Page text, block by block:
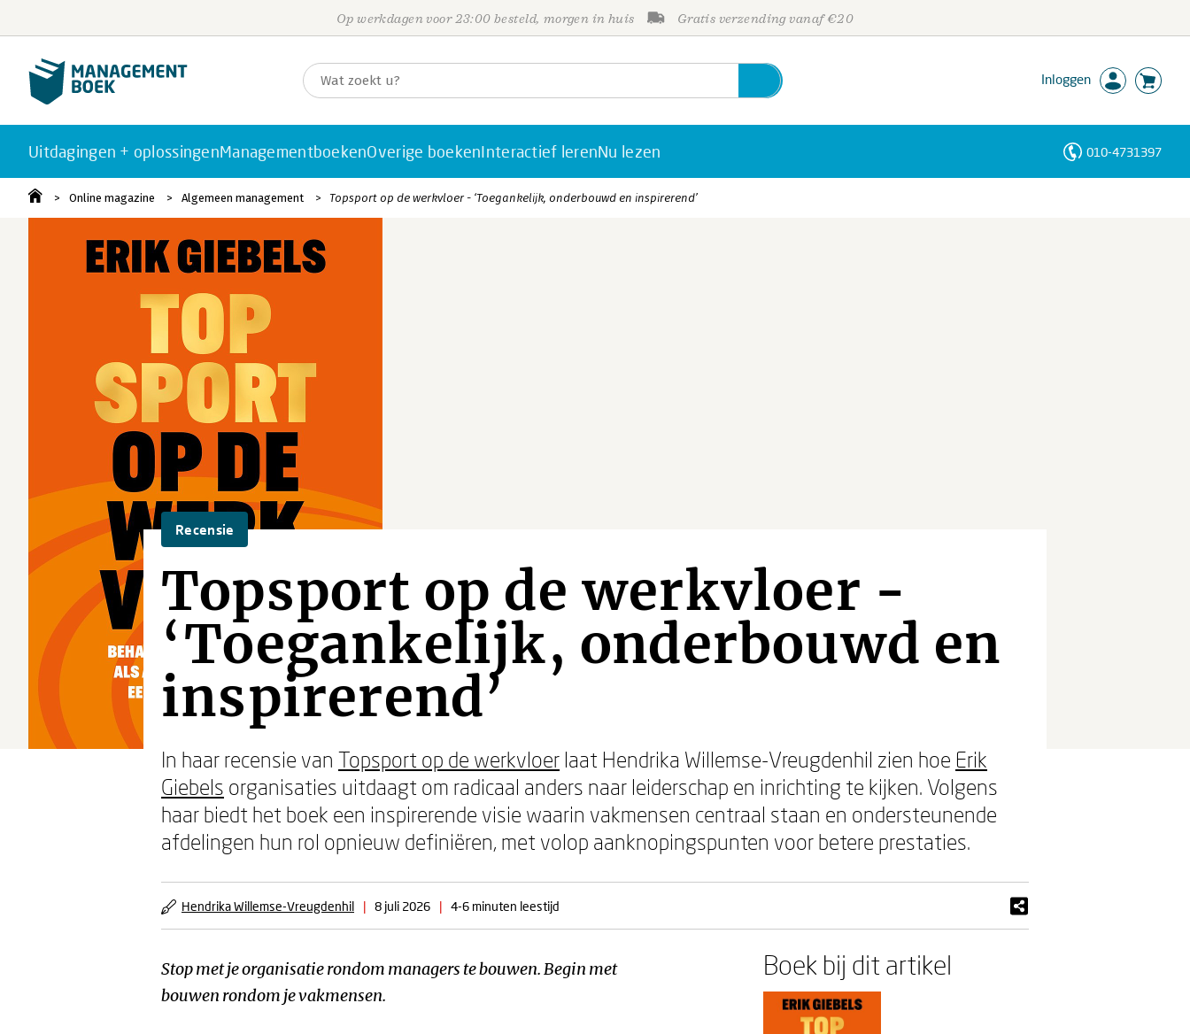
Op werkdagen voor 23:00 besteld, morgen in huis Gratis verzending vanaf €20
Inloggen
Uitdagingen + oplossingenManagementboekenOverige boekenInteractief lerenNu lezen 010-4731397
Online magazine Algemeen management Topsport op de werkvloer - ‘Toegankelijk, onderbouwd en inspirerend’
Recensie
Topsport op de werkvloer -
‘Toegankelijk, onderbouwd en
inspirerend’
In haar recensie van Topsport op de werkvloer laat Hendrika Willemse-Vreugdenhil zien hoe Erik
Giebels organisaties uitdaagt om radicaal anders naar leiderschap en inrichting te kijken. Volgens
haar biedt het boek een inspirerende visie waarin vakmensen centraal staan en ondersteunende
afdelingen hun rol opnieuw definiëren, met volop aanknopingspunten voor betere prestaties.
Hendrika Willemse-Vreugdenhil | 8 juli 2026 | 4-6 minuten leestijd
Stop met je organisatie rondom managers te bouwen. Begin met
bouwen rondom je vakmensen.
Boek bij dit artikel
Personen